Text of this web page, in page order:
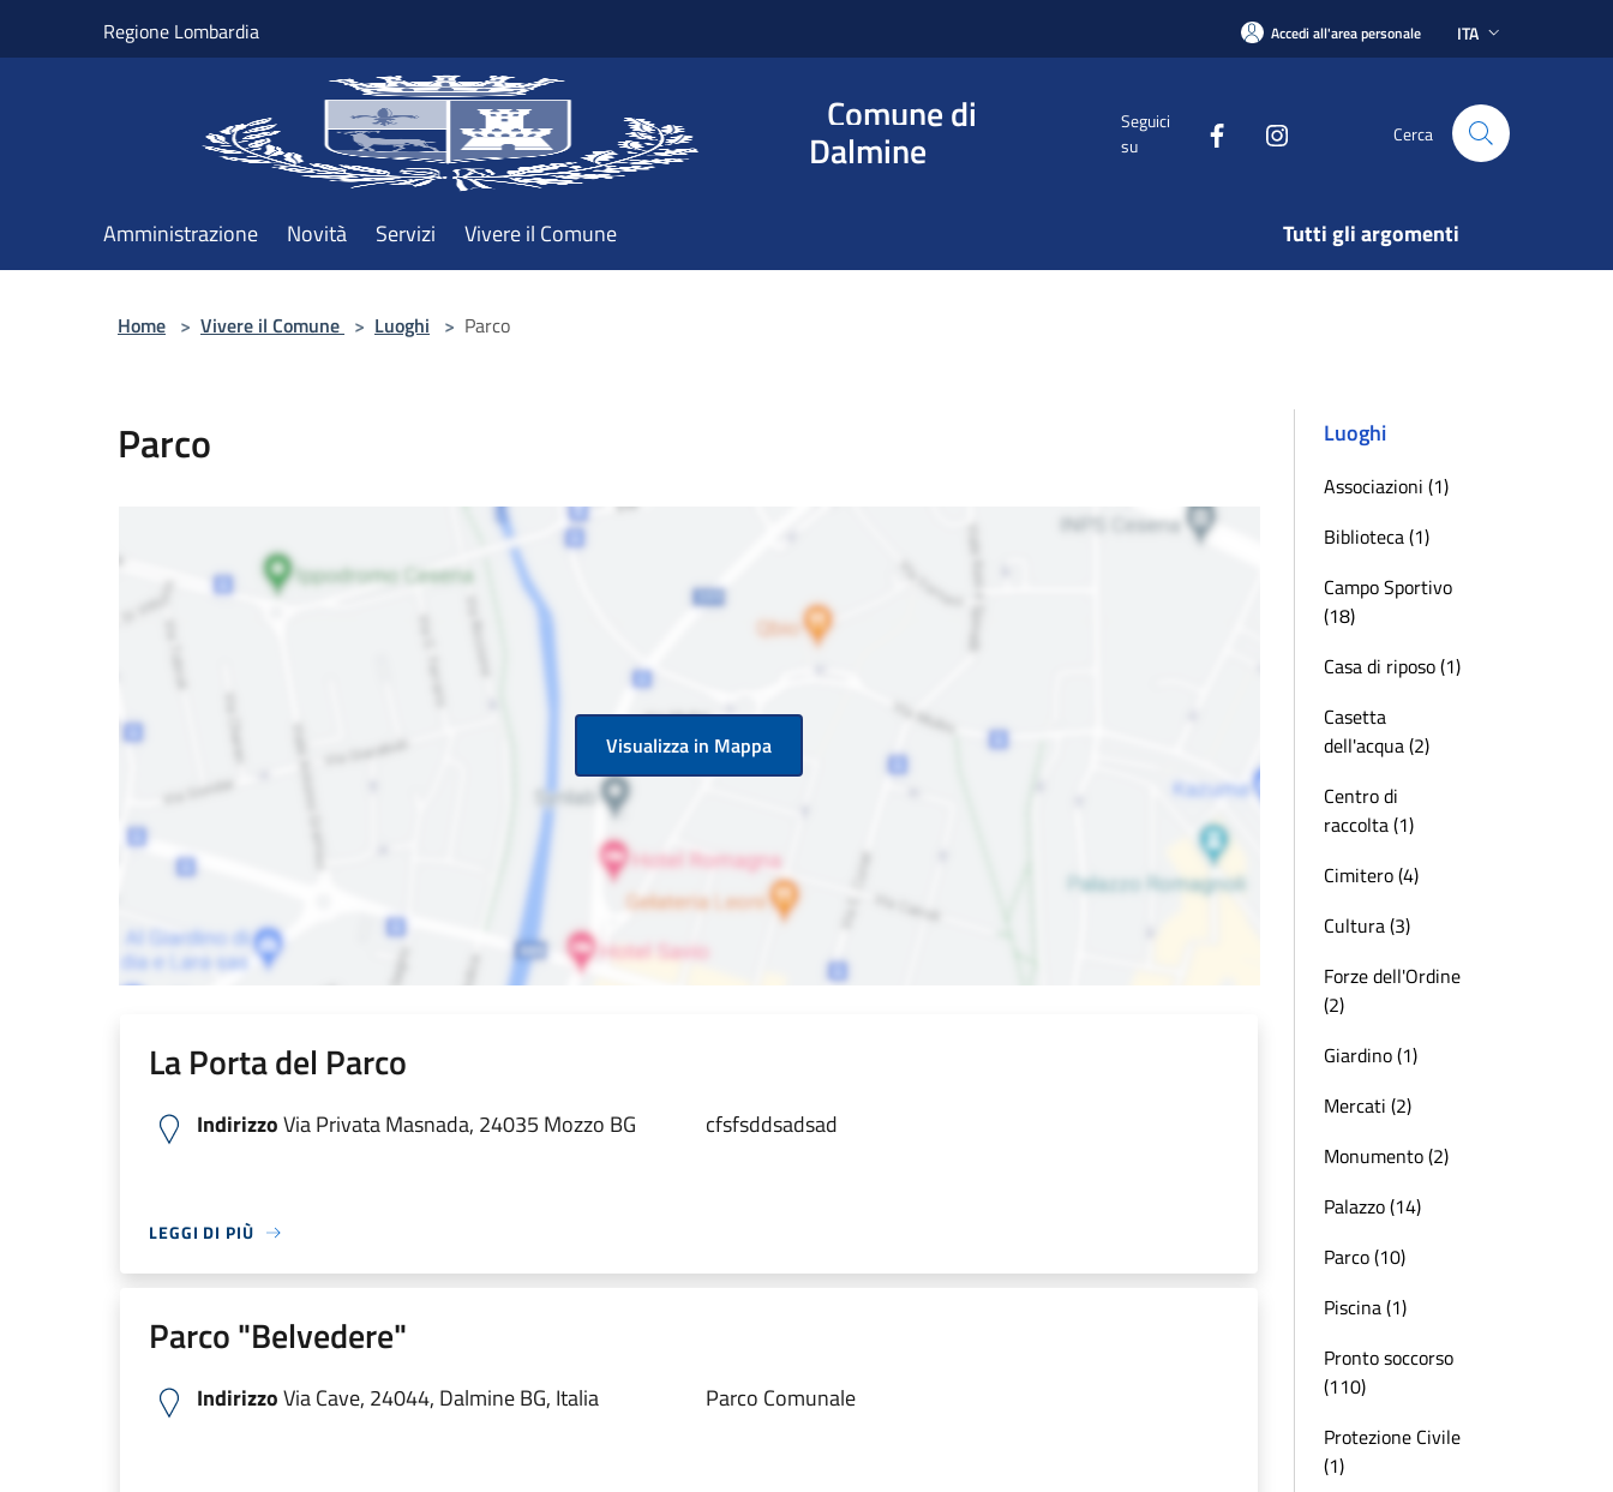
Regione Lombardia Accedi all'area personale ITA
Comune di
Dalmine
Seguici
su
Cerca
Amministrazione Novità Servizi Vivere il Comune Tutti gli argomenti
Home > Vivere il Comune > Luoghi > Parco
Parco
Visualizza in Mappa
La Porta del Parco
IndirizzoVia Privata Masnada, 24035 Mozzo BG cfsfsddsadsad
LEGGI DI PIÙ
Parco "Belvedere"
IndirizzoVia Cave, 24044, Dalmine BG, Italia Parco Comunale
Luoghi
Associazioni (1)
Biblioteca (1)
Campo Sportivo
(18)
Casa di riposo (1)
Casetta
dell'acqua (2)
Centro di
raccolta (1)
Cimitero (4)
Cultura (3)
Forze dell'Ordine
(2)
Giardino (1)
Mercati (2)
Monumento (2)
Palazzo (14)
Parco (10)
Piscina (1)
Pronto soccorso
(110)
Protezione Civile
(1)